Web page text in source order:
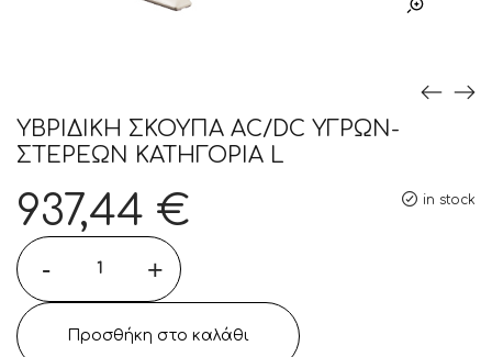
ΥΒΡΙΔΙΚΗ ΣΚΟΥΠΑ AC/DC ΥΓΡΩΝ-
ΣΤΕΡΕΩΝ ΚΑΤΗΓΟΡΙΑ L
in stock
937,44 €
- +
Προσθήκη στο καλάθι